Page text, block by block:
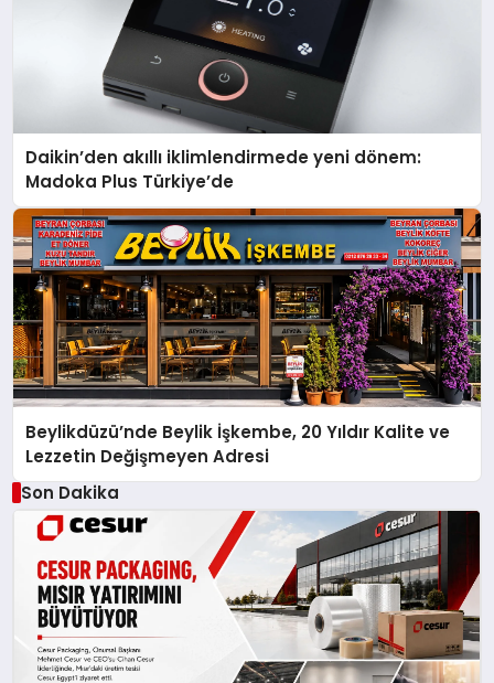
Daikin’den akıllı iklimlendirmede yeni dönem:
Madoka Plus Türkiye’de
Beylikdüzü’nde Beylik İşkembe, 20 Yıldır Kalite ve
Lezzetin Değişmeyen Adresi
Son Dakika